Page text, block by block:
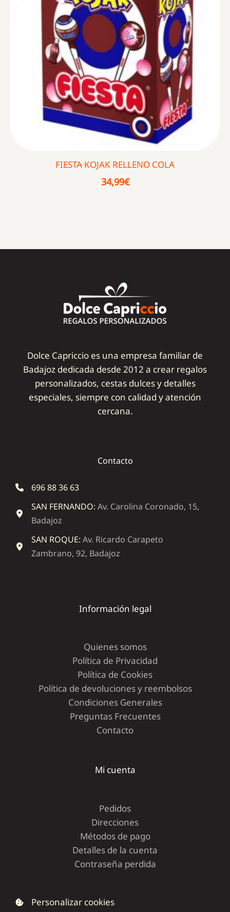
FIESTA KOJAK RELLENO COLA
34,99€
Dolce Capriccio es una empresa familiar de
Badajoz dedicada desde 2012 a crear regalos
personalizados, cestas dulces y detalles
especiales, siempre con calidad y atención
cercana.
Contacto
696 88 36 63
SAN FERNANDO: Av. Carolina Coronado, 15,
Badajoz
SAN ROQUE: Av. Ricardo Carapeto
Zambrano, 92, Badajoz
Información legal
Quienes somos
Política de Privacidad
Política de Cookies
Política de devoluciones y reembolsos
Condiciones Generales
Preguntas Frecuentes
Contacto
Mi cuenta
Pedidos
Direcciones
Métodos de pago
Detalles de la cuenta
Contraseña perdida
Personalizar cookies